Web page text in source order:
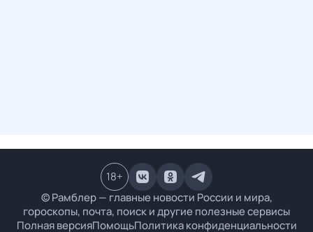
© Рамблер — главные новости России и мира,
гороскопы, почта, поиск и другие полезные сервисы
Полная версияПомощьПолитика конфиденциальности
18+